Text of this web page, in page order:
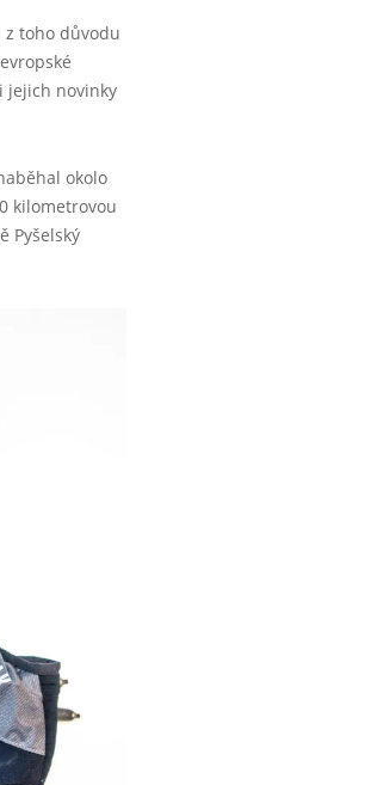
z toho důvodu
jejich novinky
okolo
kilometrovou
Pyšelský